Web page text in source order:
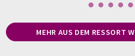
MEHR AUS DEM RESSORT